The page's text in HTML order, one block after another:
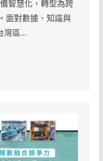
慧化，轉型為跨
面對數據、知識與
灣區…